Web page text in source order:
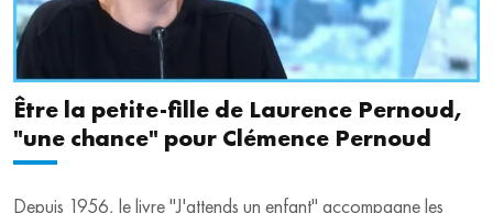
Être la petite-fille de Laurence Pernoud,
"une chance" pour Clémence Pernoud
Depuis 1956, le livre "J'attends un enfant" accompagne les